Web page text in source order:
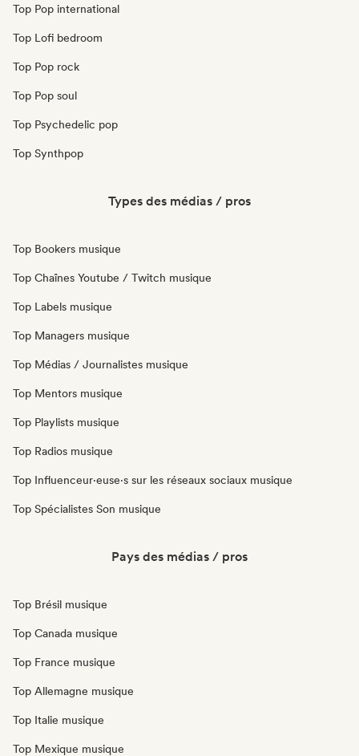
Top Pop international
Top Lofi bedroom
Top Pop rock
Top Pop soul
Top Psychedelic pop
Top Synthpop
Types des médias / pros
Top Bookers musique
Top Chaînes Youtube / Twitch musique
Top Labels musique
Top Managers musique
Top Médias / Journalistes musique
Top Mentors musique
Top Playlists musique
Top Radios musique
Top Influenceur·euse·s sur les réseaux sociaux musique
Top Spécialistes Son musique
Pays des médias / pros
Top Brésil musique
Top Canada musique
Top France musique
Top Allemagne musique
Top Italie musique
Top Mexique musique